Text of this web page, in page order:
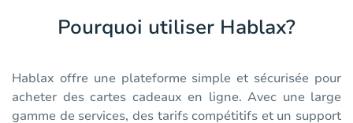
Pourquoi utiliser Hablax?
Hablax offre une plateforme simple et sécurisée pour
acheter des cartes cadeaux en ligne. Avec une large
gamme de services, des tarifs compétitifs et un support